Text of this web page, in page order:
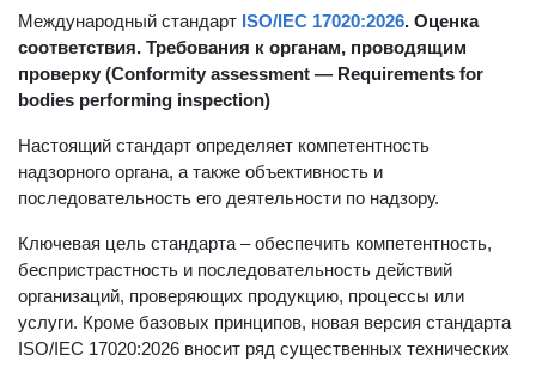
Международный стандартISO/IEC 17020:2026. Оценка
соответствия. Требования к органам, проводящим
проверку (Conformity assessment — Requirements for
Настоящий стандарт определяет компетентность
надзорного органа, а также объективность и
Ключевая цель стандарта – обеспечить компетентность,
беспристрастность и последовательность действий
организаций, проверяющих продукцию, процессы или
услуги. Кроме базовых принципов, новая версия стандарта